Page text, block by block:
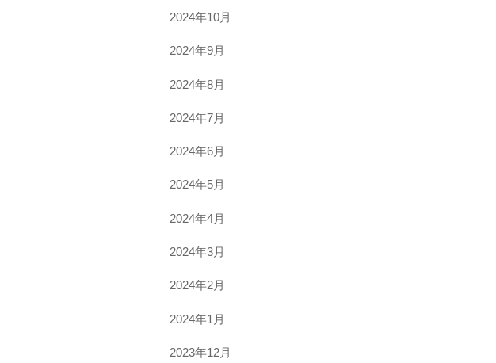
2024年10月
2024年9月
2024年8月
2024年7月
2024年6月
2024年5月
2024年4月
2024年3月
2024年2月
2024年1月
2023年12月